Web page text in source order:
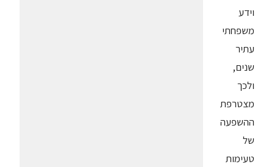
וידע
משפחתי
עתיר
שנים,
ולכך
מצטרפת
ההשפעה
של
טעימות